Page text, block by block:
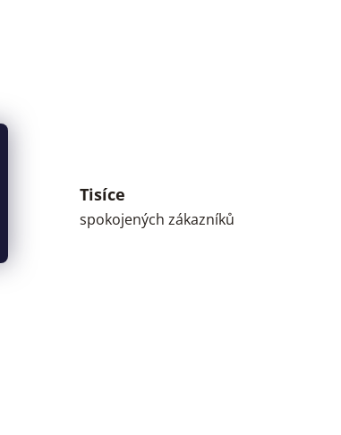
Tisíce
spokojených zákazníků